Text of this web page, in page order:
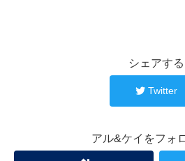
シェアする
Twitter
アル&ケイをフォ